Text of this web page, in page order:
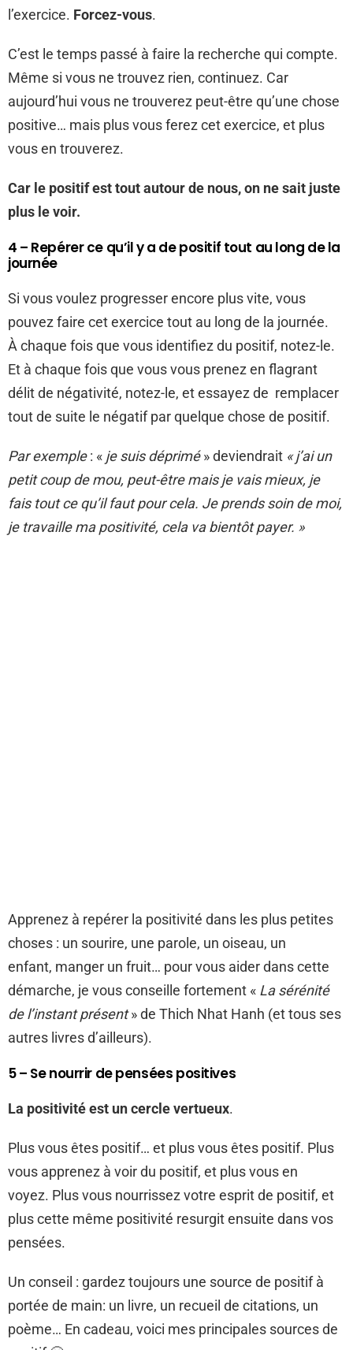
l’exercice. Forcez-vous.
C’est le temps passé à faire la recherche qui compte.
Même si vous ne trouvez rien, continuez. Car
aujourd’hui vous ne trouverez peut-être qu’une chose
positive… mais plus vous ferez cet exercice, et plus
vous en trouverez.
Car le positif est tout autour de nous, on ne sait juste
plus le voir.
4 – Repérer ce qu’il y a de positif tout au long de la
journée
Si vous voulez progresser encore plus vite, vous
pouvez faire cet exercice tout au long de la journée.
À chaque fois que vous identifiez du positif, notez-le.
Et à chaque fois que vous vous prenez en flagrant
délit de négativité, notez-le, et essayez de remplacer
tout de suite le négatif par quelque chose de positif.
Par exemple: « je suis déprimé» deviendrait « j’ai un
petit coup de mou, peut-être mais je vais mieux, je
fais tout ce qu’il faut pour cela. Je prends soin de moi,
je travaille ma positivité, cela va bientôt payer. »
Apprenez à repérer la positivité dans les plus petites
choses : un sourire, une parole, un oiseau, un
enfant, manger un fruit… pour vous aider dans cette
démarche, je vous conseille fortement « La sérénité
de l’instant présent» de Thich Nhat Hanh (et tous ses
autres livres d’ailleurs).
5 – Se nourrir de pensées positives
La positivité est un cercle vertueux.
Plus vous êtes positif… et plus vous êtes positif. Plus
vous apprenez à voir du positif, et plus vous en
voyez. Plus vous nourrissez votre esprit de positif, et
plus cette même positivité resurgit ensuite dans vos
pensées.
Un conseil : gardez toujours une source de positif à
portée de main: un livre, un recueil de citations, un
poème… En cadeau, voici mes principales sources de